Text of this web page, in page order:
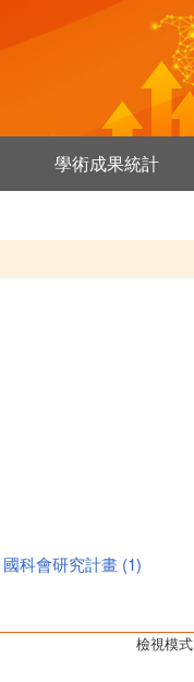
學術成果統計
國科會研究計畫 (1)
檢視模式